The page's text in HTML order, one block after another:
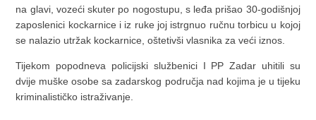
na glavi, vozeći skuter po nogostupu, s leđa prišao 30-godišnjoj
zaposlenici kockarnice i iz ruke joj istrgnuo ručnu torbicu u kojoj
se nalazio utržak kockarnice, oštetivši vlasnika za veći iznos.
Tijekom popodneva policijski službenici I PP Zadar uhitili su
dvije muške osobe sa zadarskog područja nad kojima je u tijeku
kriminalističko istraživanje.